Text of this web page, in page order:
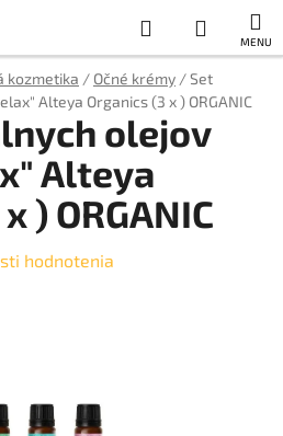
Hľadať
KOŠÍK
kozmetika / Očné krémy /Set
Alteya Organics (3 x ) ORGANIC
olejov
Alteya
) ORGANIC
hodnotenia